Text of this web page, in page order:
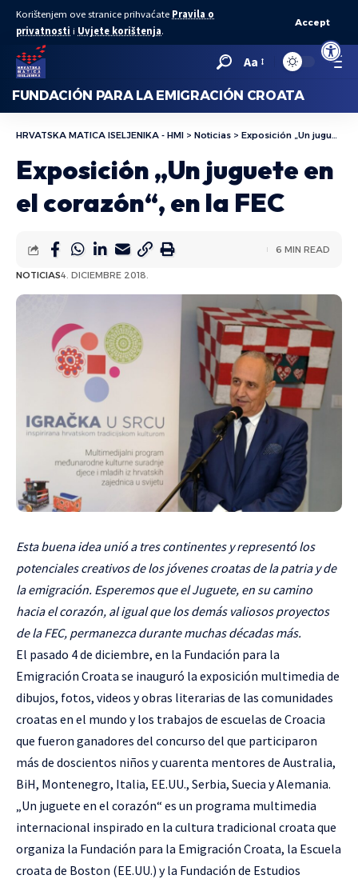
Abrir
Korištenjem ove stranice prihvaćate Pravila o
privatnosti i Uvjete korištenja.
Accept
Aa
FUNDACIÓN PARA LA EMIGRACIÓN CROATA
HRVATSKA MATICA ISELJENIKA - HMI > Noticias > Exposición „Un juguete en el corazón“, en la FEC
Exposición „Un juguete en
el corazón“, en la FEC
NOTICIAS4. DICIEMBRE 2018.
6 MIN READ
Esta buena idea unió a tres continentes y representó los
potenciales creativos de los jóvenes croatas de la patria y de
la emigración. Esperemos que el Juguete, en su camino
hacia el corazón, al igual que los demás valiosos proyectos
de la FEC, permanezca durante muchas décadas más.
El pasado 4 de diciembre, en la Fundación para la
Emigración Croata se inauguró la exposición multimedia de
dibujos, fotos, videos y obras literarias de las comunidades
croatas en el mundo y los trabajos de escuelas de Croacia
que fueron ganadores del concurso del que participaron
más de doscientos niños y cuarenta mentores de Australia,
BiH, Montenegro, Italia, EE.UU., Serbia, Suecia y Alemania.
„Un juguete en el corazón“ es un programa multimedia
internacional inspirado en la cultura tradicional croata que
organiza la Fundación para la Emigración Croata, la Escuela
croata de Boston (EE.UU.) y la Fundación de Estudios